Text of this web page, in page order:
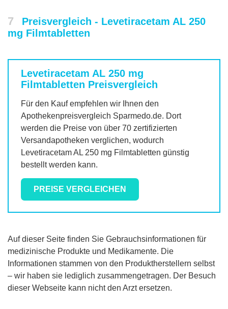
7
Preisvergleich - Levetiracetam AL 250
mg Filmtabletten
Levetiracetam AL 250 mg
Filmtabletten Preisvergleich
Für den Kauf empfehlen wir Ihnen den
Apothekenpreisvergleich Sparmedo.de. Dort
werden die Preise von über 70 zertifizierten
Versandapotheken verglichen, wodurch
Levetiracetam AL 250 mg Filmtabletten günstig
bestellt werden kann.
PREISE VERGLEICHEN
Auf dieser Seite finden Sie Gebrauchsinformationen für
medizinische Produkte und Medikamente. Die
Informationen stammen von den Produktherstellern selbst
– wir haben sie lediglich zusammengetragen. Der Besuch
dieser Webseite kann nicht den Arzt ersetzen.